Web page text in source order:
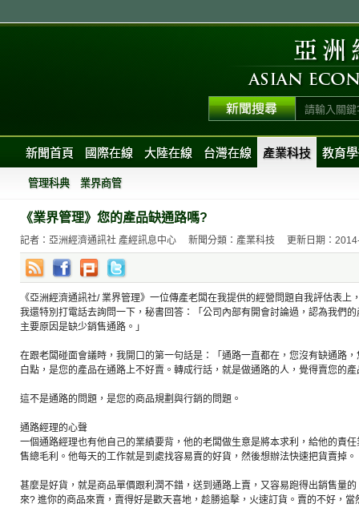
新聞首頁 國際在線 大陸在線 台灣在線 產業科技 教育
管理科典 業界商管
《業界管理》您的產品缺通路嗎?
記者：亞洲經濟通訊社 產經訊息中心 新聞分類：產業科技 更新日期：
《亞洲經濟通訊社/ 業界管理》一位傳產老闆在我提供的經營問題自我評估表上
我還特別打電話去詢問一下，秘書回答：「公司內部有開會討論過，認為我們
主要原因是缺少銷售通路。」
在跟老闆碰面會議時，我開口的第一句話是：「通路一直都在，您沒有缺通路
白點，是您的產品在通路上不好賣。轉成行話，就是做通路的人，覺得賣您的
這不是通路的問題，是您的商品規劃與行銷的問題。
通路經理的心聲
一個通路經理也有他自己的業績要背，他的老闆做生意是將本求利，給他的責
售總毛利。他每天的工作就是到處找容易賣的好貨，然後想辦法快速把貨賣掉。
甚麼是好貨，就是商品單價跟利潤不錯，送到通路上賣，又容易跑得出銷售量
來? 進你的商品來賣，賣得好是歡天喜地，趁勝追擊，火速訂貨。賣的不好，